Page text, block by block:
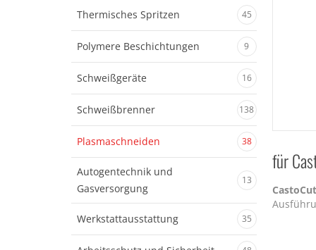
Thermisches Spritzen 45
Polymere Beschichtungen 9
Schweißgeräte 16
Schweißbrenner 138
Plasmaschneiden 38
Autogentechnik und
Gasversorgung
13
Werkstattausstattung 35
für